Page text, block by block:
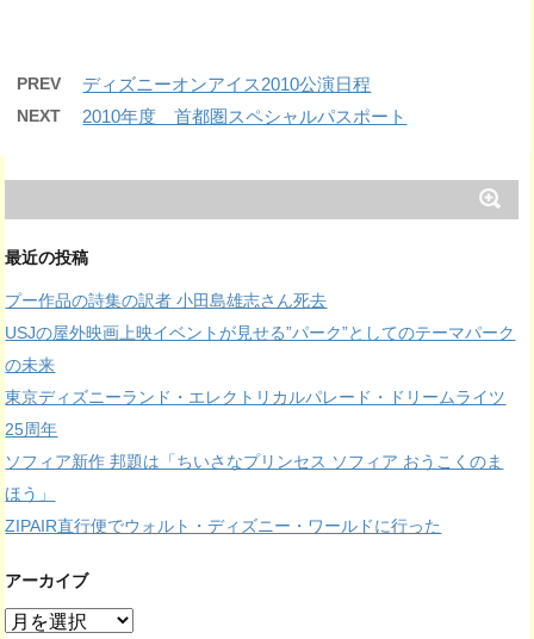
PREV ディズニーオンアイス2010公演日程
NEXT 2010年度 首都圏スペシャルパスポート
最近の投稿
プー作品の詩集の訳者 小田島雄志さん死去
USJの屋外映画上映イベントが見せる”パーク”としてのテーマパーク
の未来
東京ディズニーランド・エレクトリカルパレード・ドリームライツ
25周年
ソフィア新作 邦題は「ちいさなプリンセス ソフィア おうこくのま
ほう」
ZIPAIR直行便でウォルト・ディズニー・ワールドに行った
アーカイブ
ア